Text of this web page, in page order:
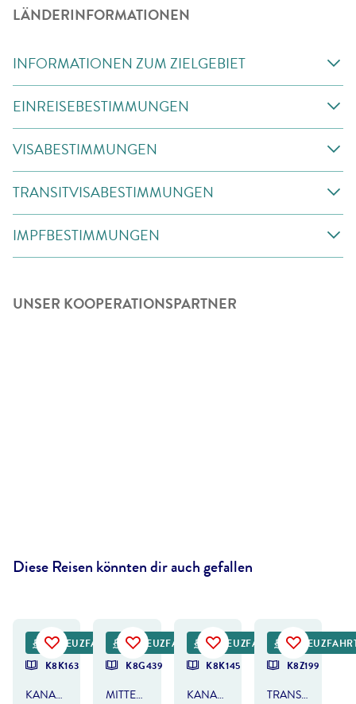
LÄNDERINFORMATIONEN
INFORMATIONEN ZUM ZIELGEBIET
EINREISEBESTIMMUNGEN
VISABESTIMMUNGEN
TRANSITVISABESTIMMUNGEN
IMPFBESTIMMUNGEN
UNSER KOOPERATIONSPARTNER
Diese Reisen könnten dir auch gefallen
KREUZFAHRT
K8K163
KANAREN & MADEIRA
KREUZFAHRT
K8G439
MITTELMEER - ITALIEN & MALTA
KREUZFAHRT
K8K145
KANAREN & MADEIRA
K8Z199
TRANSAFRIKA